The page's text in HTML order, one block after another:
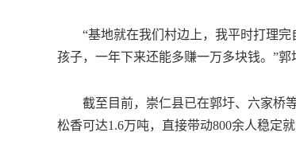
“基地就在我们村边上，我平时打理完
孩子，一年下来还能多赚一万多块钱。”郭
截至目前，崇仁县已在郭圩、六家桥等
松香可达1.6万吨，直接带动800余人稳定